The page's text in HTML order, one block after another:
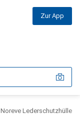
Zur App
Noreve Lederschutzhülle